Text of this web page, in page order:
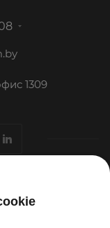
1309